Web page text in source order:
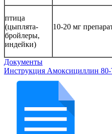
птица
(цыплята-
бройлеры,
индейки)
10-20 мг
Документы
Инструкция Амоксициллин